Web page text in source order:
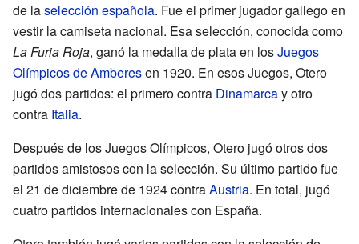
de laselección española. Fue el primer jugador gallego en
vestir la camiseta nacional. Esa selección, conocida como
La Furia Roja, ganó la medalla de plata en losJuegos
Olímpicos de Amberesen 1920. En esos Juegos, Otero
jugó dos partidos: el primero contra Dinamarcay otro
contra Italia.
Después de los Juegos Olímpicos, Otero jugó otros dos
partidos amistosos con la selección. Su último partido fue
el 21 de diciembre de 1924 contraAustria. En total, jugó
cuatro partidos internacionales con España.